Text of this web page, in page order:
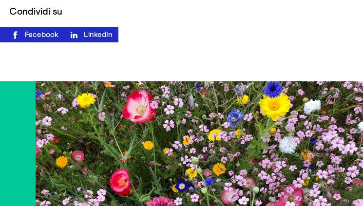
Condividi su
Facebook LinkedIn